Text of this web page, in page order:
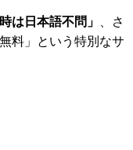
は日本語不問」
、さ
料」という特別なサ